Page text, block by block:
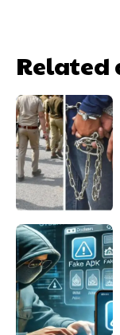
HIGHLIGHT
हर खाते के बदले मिलते
Related